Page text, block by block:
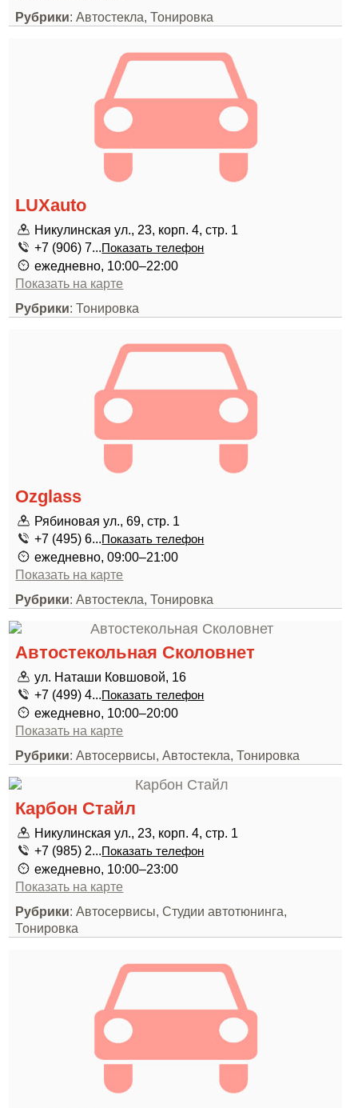
Рубрики: Автостекла, Тонировка
LUXauto
Никулинская ул., 23, корп. 4, стр. 1
+7 (906) 7...Показать телефон
ежедневно, 10:00–22:00
Показать на карте
Рубрики: Тонировка
Ozglass
Рябиновая ул., 69, стр. 1
+7 (495) 6...Показать телефон
ежедневно, 09:00–21:00
Показать на карте
Рубрики: Автостекла, Тонировка
Автостекольная Сколовнет
ул. Наташи Ковшовой, 16
+7 (499) 4...Показать телефон
ежедневно, 10:00–20:00
Показать на карте
Рубрики: Автосервисы, Автостекла, Тонировка
Карбон Стайл
Никулинская ул., 23, корп. 4, стр. 1
+7 (985) 2...Показать телефон
ежедневно, 10:00–23:00
Показать на карте
Рубрики: Автосервисы, Студии автотюнинга,
Тонировка